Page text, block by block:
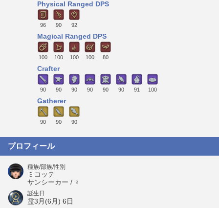
Physical Ranged DPS
96 90 92
Magical Ranged DPS
100 100 100 100 80
Crafter
90 90 90 90 90 90 91 100
Gatherer
90 90 90
プロフィール
種族/部族/性別
ミコッテ
サンシーカー / ♀
誕生日
霊3月(6月) 6日